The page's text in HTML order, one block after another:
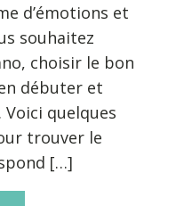
d’émotions et
souhaitez
choisir le bon
débuter et
quelques
trouver le
[…]